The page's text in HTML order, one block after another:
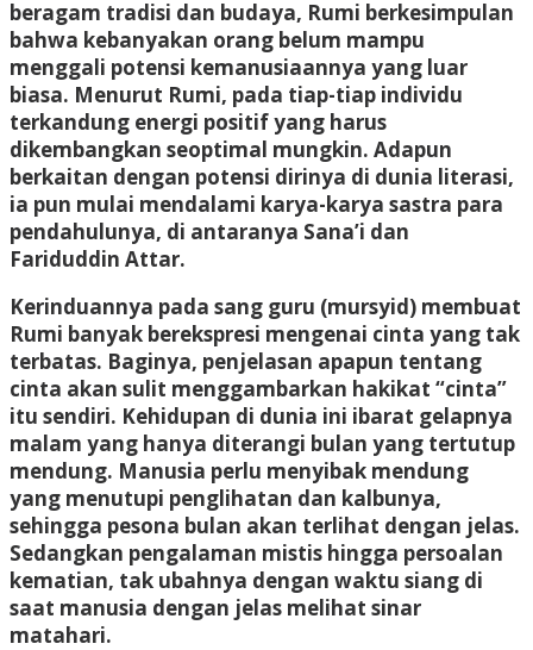
beragam tradisi dan budaya, Rumi berkesimpulan
bahwa kebanyakan orang belum mampu
menggali potensi kemanusiaannya yang luar
biasa. Menurut Rumi, pada tiap-tiap individu
terkandung energi positif yang harus
dikembangkan seoptimal mungkin. Adapun
berkaitan dengan potensi dirinya di dunia literasi,
ia pun mulai mendalami karya-karya sastra para
pendahulunya, di antaranya Sana’i dan
Fariduddin Attar.
Kerinduannya pada sang guru (mursyid) membuat
Rumi banyak berekspresi mengenai cinta yang tak
terbatas. Baginya, penjelasan apapun tentang
cinta akan sulit menggambarkan hakikat “cinta”
itu sendiri. Kehidupan di dunia ini ibarat gelapnya
malam yang hanya diterangi bulan yang tertutup
mendung. Manusia perlu menyibak mendung
yang menutupi penglihatan dan kalbunya,
sehingga pesona bulan akan terlihat dengan jelas.
Sedangkan pengalaman mistis hingga persoalan
kematian, tak ubahnya dengan waktu siang di
saat manusia dengan jelas melihat sinar
matahari.